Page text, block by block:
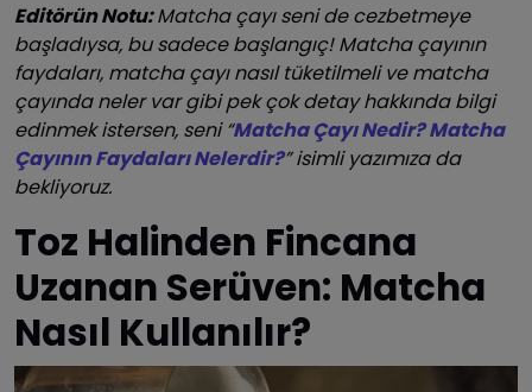
Editörün Notu:Matcha çayı seni de cezbetmeye
başladıysa, bu sadece başlangıç! Matcha çayının
faydaları, matcha çayı nasıl tüketilmeli ve matcha
çayında neler var gibi pek çok detay hakkında bilgi
edinmek istersen, seni “Matcha Çayı Nedir? Matcha
Çayının Faydaları Nelerdir?” isimli yazımıza da
bekliyoruz.
Toz Halinden Fincana
Uzanan Serüven: Matcha
Nasıl Kullanılır?